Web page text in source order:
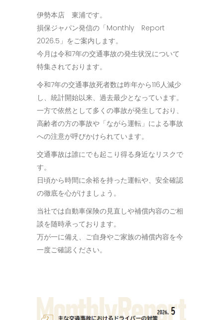
伊勢本店 東浦です。
損保ジャパン発信の「Monthly Report
2026.5」をご案内します。
今月は令和7年の交通事故の発生状況について
特集されております。
令和7年の交通事故死者数は昨年から116人減少
し、統計開始以来、過去最少となっています。
一方で依然として多くの事故が発生しており、
高齢者の方の事故や「ながら運転」による事故
への注意が呼びかけられています。
交通事故は誰にでも起こり得る身近なリスクで
す。
日頃から時間に余裕を持った運転や、安全確認
の徹底を心がけましょう。
当社では自動車保険の見直しや補償内容のご相
談を随時承っております。
万が一に備え、ご自身やご家族の補償内容を今
一度ご確認ください。